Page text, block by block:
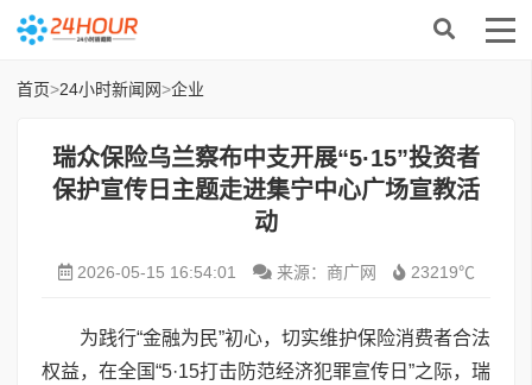
首页>24小时新闻网>企业
瑞众保险乌兰察布中支开展“5·15”投资者
保护宣传日主题走进集宁中心广场宣教活
动
2026-05-15 16:54:01 来源：商广网 23219℃
为践行“金融为民”初心，切实维护保险消费者合法
权益，在全国“5·15打击防范经济犯罪宣传日”之际，瑞